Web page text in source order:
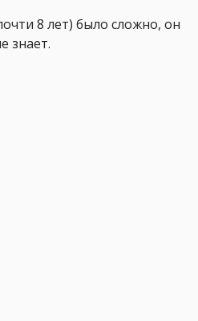
8 лет) было сложно, он
знает.